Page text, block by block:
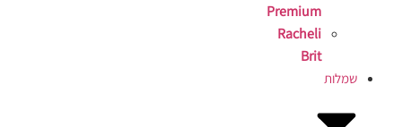
Premium
Racheli
Brit
שמלות